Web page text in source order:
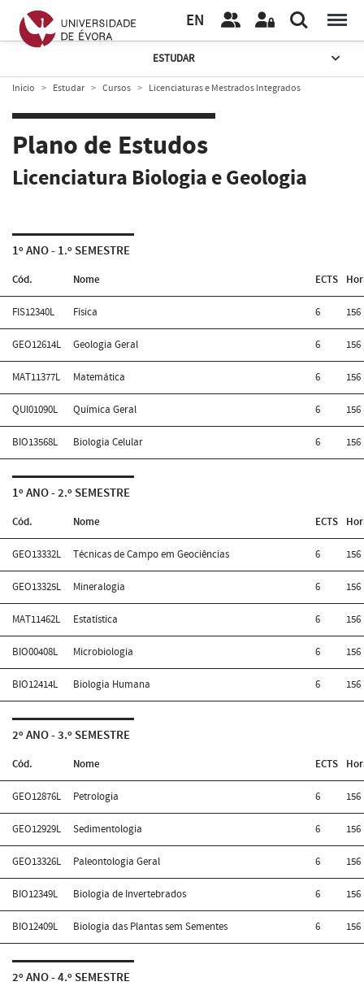
EN
ESTUDAR
Início Estudar Cursos Licenciaturas e Mestrados Integrados
Plano de Estudos
Licenciatura Biologia e Geologia
1º ANO - 1.º SEMESTRE
Cód. Nome ECTS
FIS12340L Física 6 156
GEO12614L Geologia Geral 6 156
MAT11377L Matemática 6 156
QUI01090L Química Geral 6 156
BIO13568L Biologia Celular 6 156
1º ANO - 2.º SEMESTRE
Cód. Nome ECTS
GEO13332L Técnicas de Campo em Geociências 6 156
GEO13325L Mineralogia 6 156
MAT11462L Estatística 6 156
BIO00408L Microbiologia 6 156
BIO12414L Biologia Humana 6 156
2º ANO - 3.º SEMESTRE
Cód. Nome ECTS
GEO12876L Petrologia 6 156
GEO12929L Sedimentologia 6 156
GEO13326L Paleontologia Geral 6 156
BIO12349L Biologia de Invertebrados 6 156
BIO12409L Biologia das Plantas sem Sementes 6 156
2º ANO - 4.º SEMESTRE